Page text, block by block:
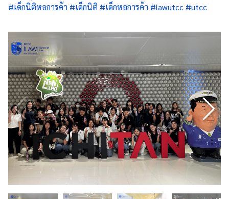
#เด็กนิติหอการค้า #เด็กนิติ #เด็กหอการค้า #lawutcc #utcc